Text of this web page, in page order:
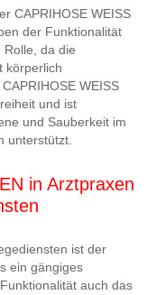
CAPRIHOSE WEISS
der Funktionalität
da die
körperlich
WEISS
und ist
und Sauberkeit im
unterstützt.
in Arztpraxen
ist der
ein gängiges
auch das